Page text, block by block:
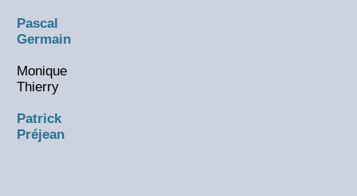
Pascal
Germain
Monique
Thierry
Patrick
Préjean